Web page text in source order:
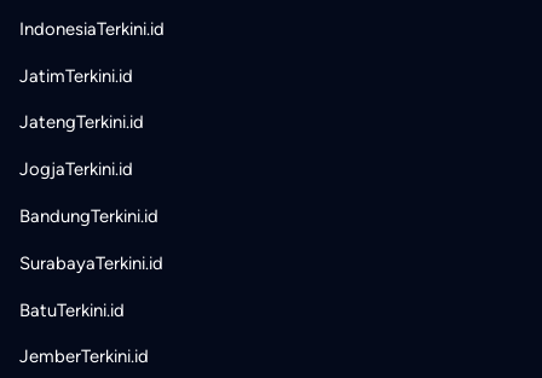
IndonesiaTerkini.id
JatimTerkini.id
JatengTerkini.id
JogjaTerkini.id
BandungTerkini.id
SurabayaTerkini.id
BatuTerkini.id
JemberTerkini.id